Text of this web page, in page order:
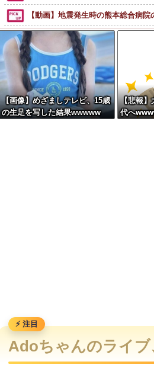
【動画】地震発生時の熊本総合病
【動画】両方馬鹿（笑）ミニスト
ペレスとキャデラックF1の契約は
飼いネコと添い寝するのが理想な
祭りって謎だよな、誰が神輿担い
【衝撃画像】中学生「先生！水泳
お前ら急げ！怪しい外人みつけた
【画像】宇垣美里「学生時代は全
【画像】めざましテレビ、15歳
の生足を写した結果wwwww
【悲報】
代へ
Adoちゃんのライブ